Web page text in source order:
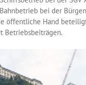
bei der
öffentliche Hand
Betriebsbeiträgen.